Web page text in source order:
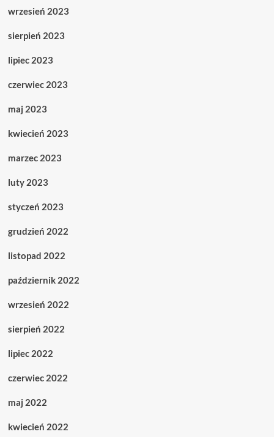
wrzesień 2023
sierpień 2023
lipiec 2023
czerwiec 2023
maj 2023
kwiecień 2023
marzec 2023
luty 2023
styczeń 2023
grudzień 2022
listopad 2022
październik 2022
wrzesień 2022
sierpień 2022
lipiec 2022
czerwiec 2022
maj 2022
kwiecień 2022